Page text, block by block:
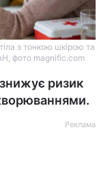
з тонкою шкірою та
фото magnific.com
ризик
Реклама